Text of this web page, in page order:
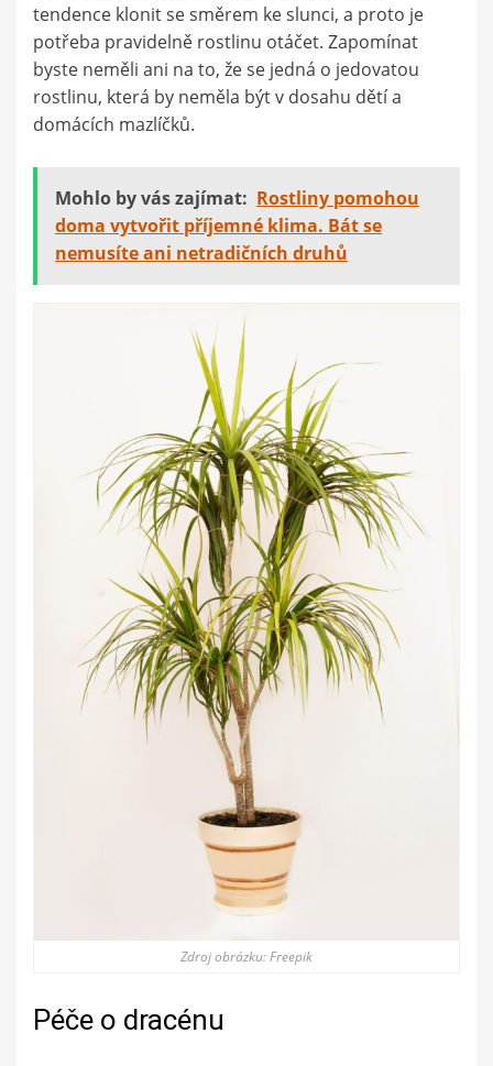
tendence klonit se směrem ke slunci, a proto je
potřeba pravidelně rostlinu otáčet. Zapomínat
byste neměli ani na to, že se jedná o jedovatou
rostlinu, která by neměla být v dosahu dětí a
domácích mazlíčků.
Mohlo by vás zajímat: Rostliny pomohou
doma vytvořit příjemné klima. Bát se
nemusíte ani netradičních druhů
Zdroj obrázku: Freepik
Péče o dracénu